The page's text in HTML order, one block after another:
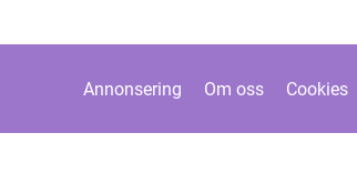
Annonsering Om oss Cookies